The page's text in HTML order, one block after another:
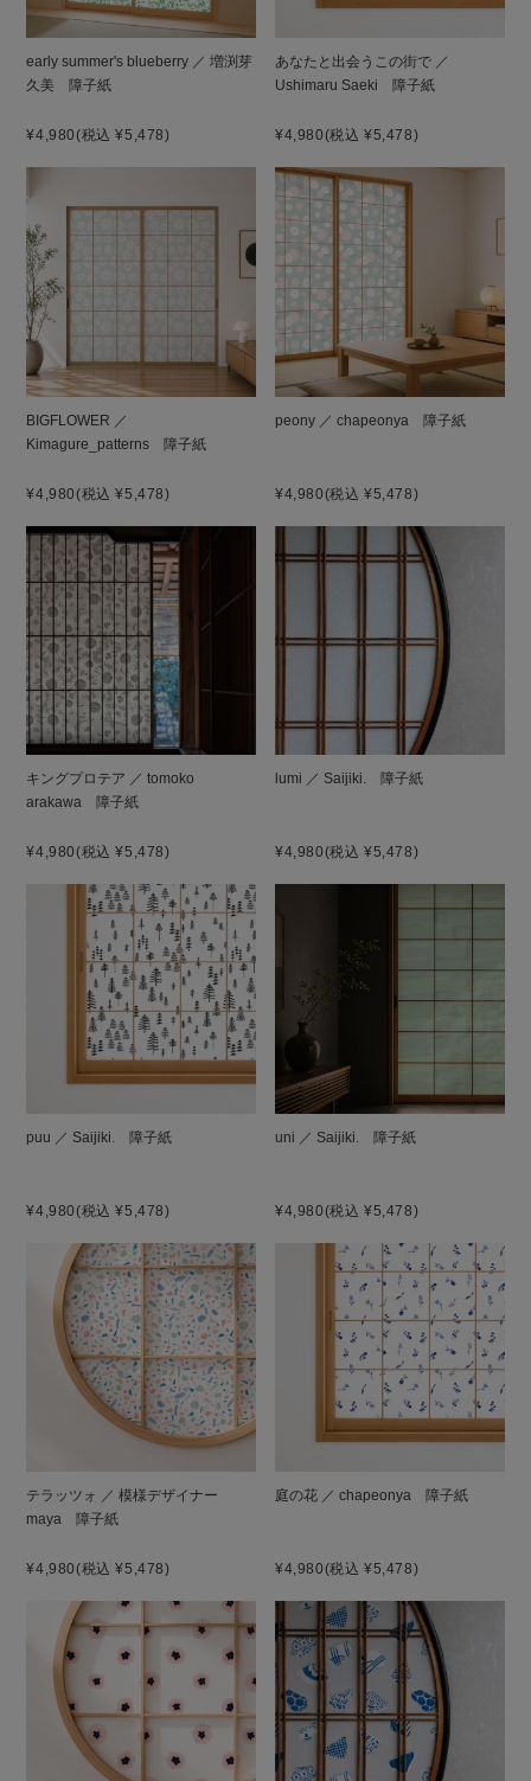
early summer's blueberry ／ 増渕芽
久美 障子紙
¥4,980(税込 ¥5,478)
あなたと出会うこの街で ／
Ushimaru Saeki 障子紙
¥4,980(税込 ¥5,478)
BIGFLOWER ／
Kimagure_patterns 障子紙
¥4,980(税込 ¥5,478)
peony ／ chapeonya 障子紙
¥4,980(税込 ¥5,478)
キングプロテア ／ tomoko
arakawa 障子紙
¥4,980(税込 ¥5,478)
lumi ／ Saijiki. 障子紙
¥4,980(税込 ¥5,478)
puu ／ Saijiki. 障子紙
¥4,980(税込 ¥5,478)
uni ／ Saijiki. 障子紙
¥4,980(税込 ¥5,478)
テラッツォ ／ 模様デザイナー
maya 障子紙
¥4,980(税込 ¥5,478)
庭の花 ／ chapeonya 障子紙
¥4,980(税込 ¥5,478)